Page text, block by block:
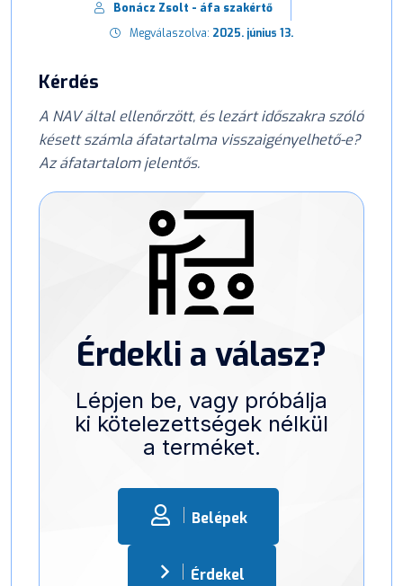
Bonácz Zsolt - áfa szakértő
Megválaszolva: 2025. június 13.
Kérdés
A NAV által ellenőrzött, és lezárt időszakra szóló
késett számla áfatartalma visszaigényelhető-e?
Az áfatartalom jelentős.
Érdekli a válasz?
Lépjen be, vagy próbálja
ki kötelezettségek nélkül
a terméket.
Belépek
Érdekel